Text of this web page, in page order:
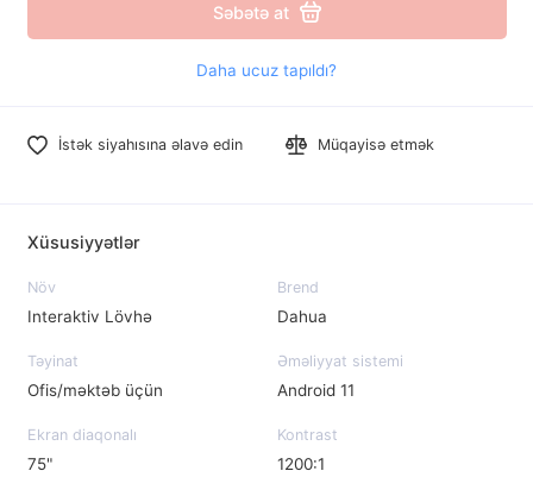
Səbətə at
Daha ucuz tapıldı?
İstək siyahısına əlavə edin Müqayisə etmək
Xüsusiyyətlər
Növ
Interaktiv Lövhə
Brend
Dahua
Təyinat
Ofis/məktəb üçün
Əməliyyat sistemi
Android 11
Ekran diaqonalı
75"
Kontrast
1200:1